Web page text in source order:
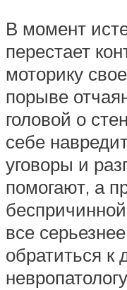
В момент
перестает
моторику
порыве
головой о
себе
уговоры и
помогают, а
все
обратиться к